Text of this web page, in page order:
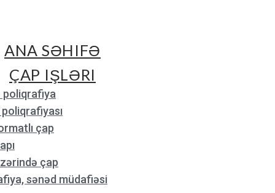
ANA SƏHIFƏ
ÇAP IŞLƏRI
poliqrafiya
çap
çap
sənəd müdafiəsi